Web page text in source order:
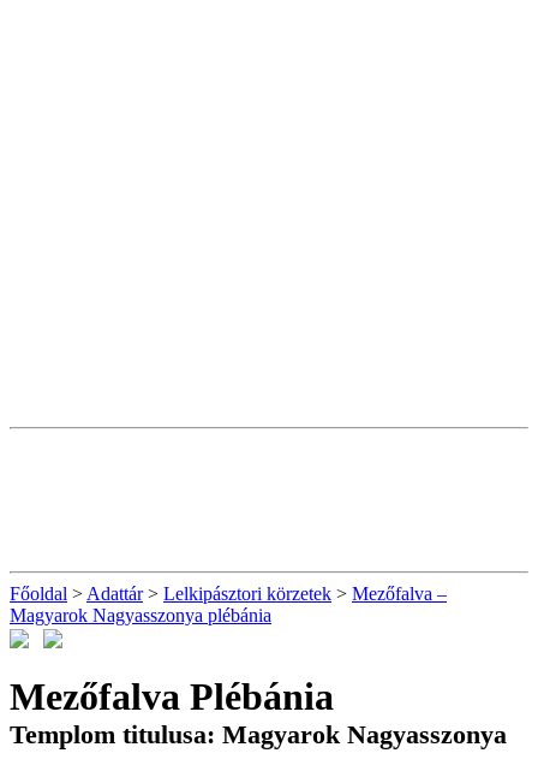
Főoldal > Adattár> Lelkipásztori körzetek > Mezőfalva –
Magyarok Nagyasszonya plébánia
Mezőfalva Plébánia
Templom titulusa: Magyarok Nagyasszonya